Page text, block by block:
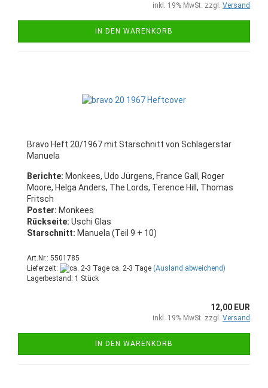
inkl. 19% MwSt. zzgl. Versand
IN DEN WARENKORB
Bravo Heft 20/1967 mit Starschnitt von Schlagerstar
Manuela
Berichte: Monkees, Udo Jürgens, France Gall, Roger
Moore, Helga Anders, The Lords, Terence Hill, Thomas
Fritsch
Poster: Monkees
Rückseite: Uschi Glas
Starschnitt: Manuela (Teil 9 + 10)
Art.Nr.: 5501785
Lieferzeit:
ca. 2-3 Tage (Ausland abweichend)
Lagerbestand: 1 Stück
12,00 EUR
inkl. 19% MwSt. zzgl. Versand
IN DEN WARENKORB